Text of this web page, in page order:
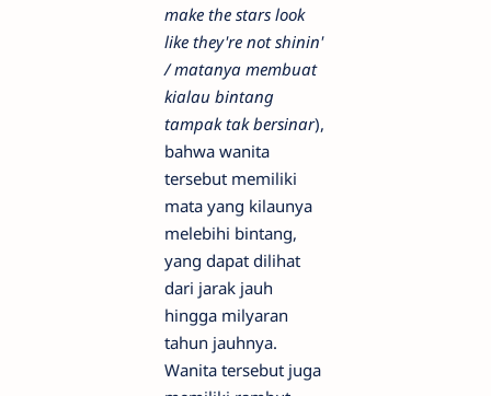
make the stars look
like they're not shinin'
/ matanya membuat
kialau bintang
tampak tak bersinar),
bahwa wanita
tersebut memiliki
mata yang kilaunya
melebihi bintang,
yang dapat dilihat
dari jarak jauh
hingga milyaran
tahun jauhnya.
Wanita tersebut juga